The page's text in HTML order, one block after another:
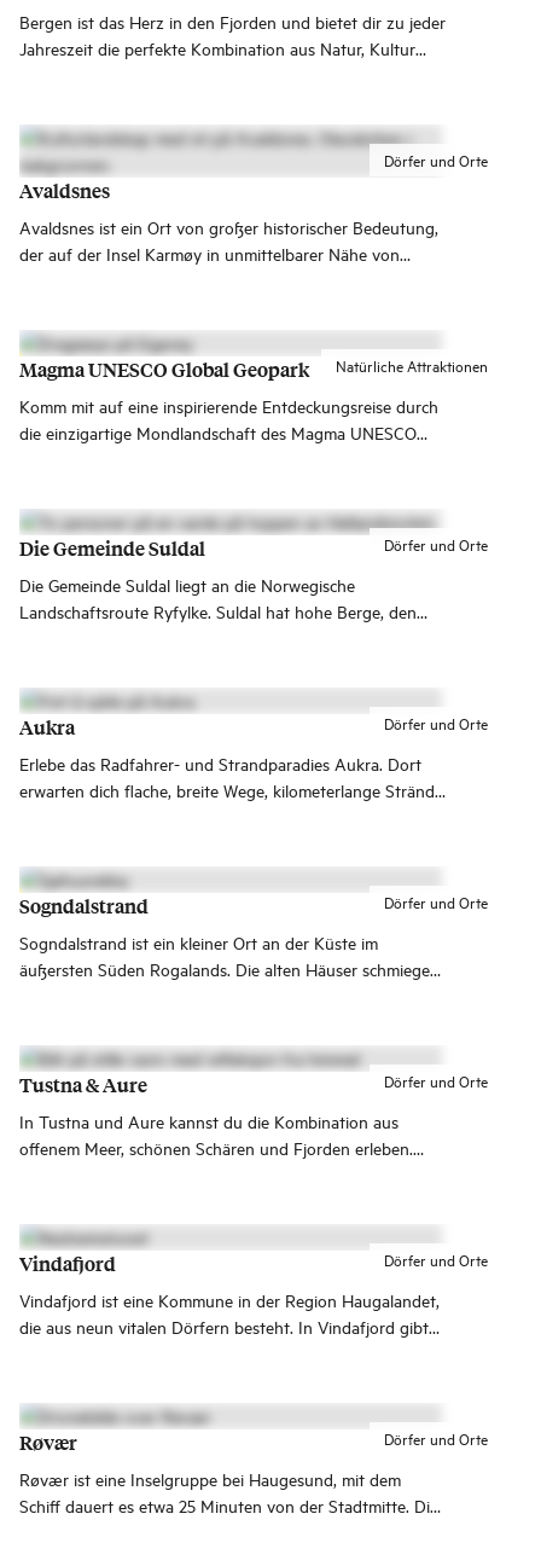
Bergen ist das Herz in den Fjorden und bietet dir zu jeder
Jahreszeit die perfekte Kombination aus Natur, Kultur
Dörfer und Orte
Avaldsnes
Avaldsnes ist ein Ort von großer historischer Bedeutung,
der auf der Insel Karmøy in unmittelbarer Nähe von
Harald „Schönhaar“ Hårfagre bekannt. In Avaldsnes
haben jedoch viele tausend Jahre lang Könige gewohnt –
seit der frühen Bronzezeit und während der gesamten
Wikingerzeit.
Natürliche Attraktionen
Magma UNESCO Global Geopark
Komm mit auf eine inspirierende Entdeckungsreise durch
die einzigartige Mondlandschaft des Magma UNESCO
ein.
Dörfer und Orte
Die Gemeinde Suldal
Die Gemeinde Suldal liegt an die Norwegische
Landschaftsroute Ryfylke. Suldal hat hohe Berge, den
teil.
Dörfer und Orte
Aukra
Erlebe das Radfahrer- und Strandparadies Aukra. Dort
erwarten dich flache, breite Wege, kilometerlange Strände
Dörfer und Orte
Sogndalstrand
Sogndalstrand ist ein kleiner Ort an der Küste im
äußersten Süden Rogalands. Die alten Häuser schmiegen
außerhalb des Ortes und ist nur wenige Gehminuten
entfernt.
Dörfer und Orte
Tustna & Aure
In Tustna und Aure kannst du die Kombination aus
offenem Meer, schönen Schären und Fjorden erleben.
finden.
Dörfer und Orte
Vindafjord
Vindafjord ist eine Kommune in der Region Haugalandet,
die aus neun vitalen Dörfern besteht. In Vindafjord gibt
die das ganze Jahr über stark genutzt wird!
Dörfer und Orte
Røvær
Røvær ist eine Inselgruppe bei Haugesund, mit dem
Schiff dauert es etwa 25 Minuten von der Stadtmitte. Die